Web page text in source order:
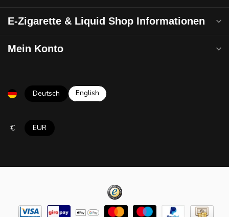
E-Zigarette & Liquid Shop Informationen
Mein Konto
Deutsch English
€ EUR